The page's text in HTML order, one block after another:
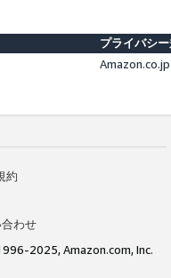
プライバシ
約
わせ
2025, Amazon.com, Inc.